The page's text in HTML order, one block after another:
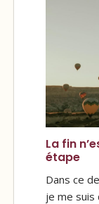
La fin
étape
Dans ce
je me